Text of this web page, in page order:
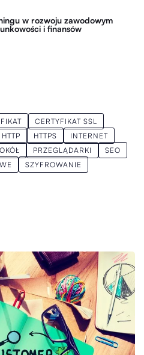
w rozwoju zawodowym
i finansów
CERTYFIKAT SSL
HTTP HTTPS
INTERNET
PRZEGLĄDARKI
SEO
SZYFROWANIE